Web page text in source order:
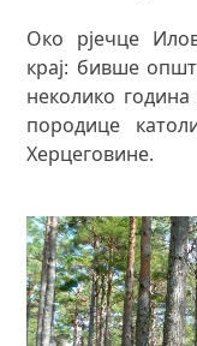
Око рјечце
крај: бивше
неколико година
породице
Херцеговине.